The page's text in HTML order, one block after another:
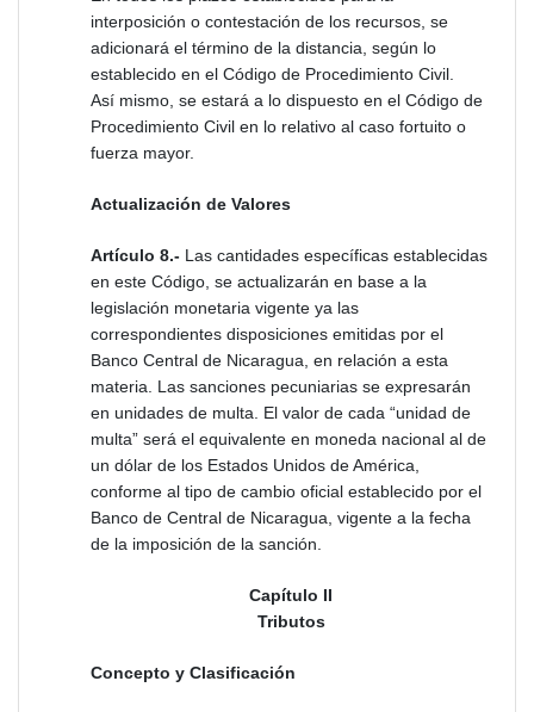
interposición o contestación de los recursos, se
adicionará el término de la distancia, según lo
establecido en el Código de Procedimiento Civil.
Así mismo, se estará a lo dispuesto en el Código de
Procedimiento Civil en lo relativo al caso fortuito o
fuerza mayor.
Actualización de Valores
Artículo 8.- Las cantidades específicas establecidas
en este Código, se actualizarán en base a la
legislación monetaria vigente ya las
correspondientes disposiciones emitidas por el
Banco Central de Nicaragua, en relación a esta
materia. Las sanciones pecuniarias se expresarán
en unidades de multa. El valor de cada “unidad de
multa” será el equivalente en moneda nacional al de
un dólar de los Estados Unidos de América,
conforme al tipo de cambio oficial establecido por el
Banco de Central de Nicaragua, vigente a la fecha
de la imposición de la sanción.
Capítulo II
Tributos
Concepto y Clasificación